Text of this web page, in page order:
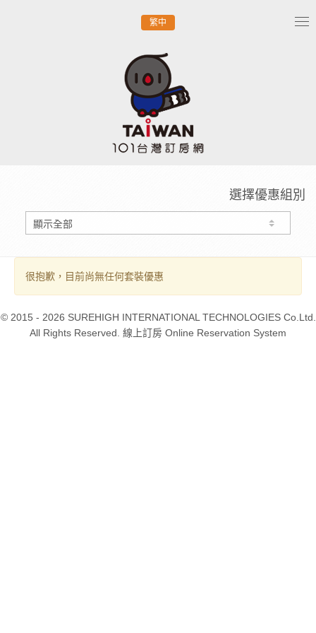
繁中
選擇優惠組別
很抱歉，目前尚無任何套裝優惠
© 2015 - 2026 SUREHIGH INTERNATIONAL TECHNOLOGIES Co.Ltd.
All Rights Reserved. 線上訂房 Online Reservation System